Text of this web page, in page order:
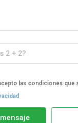
las condiciones que